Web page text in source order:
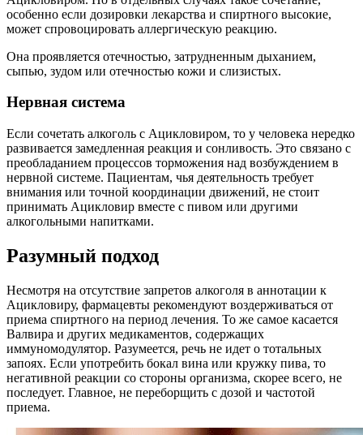
особенно если дозировки лекарства и спиртного высокие,
может спровоцировать аллергическую реакцию.
Она проявляется отечностью, затрудненным дыханием,
сыпью, зудом или отечностью кожи и слизистых.
Нервная система
Если сочетать алкоголь с Ацикловиром, то у человека нередко
развивается замедленная реакция и сонливость. Это связано с
преобладанием процессов торможения над возбуждением в
нервной системе. Пациентам, чья деятельность требует
внимания или точной координации движений, не стоит
принимать Ацикловир вместе с пивом или другими
алкогольными напитками.
Разумный подход
Несмотря на отсутствие запретов алкоголя в аннотации к
Ацикловиру, фармацевты рекомендуют воздерживаться от
приема спиртного на период лечения. То же самое касается
Валвира и других медикаментов, содержащих
иммуномодулятор. Разумеется, речь не идет о тотальных
запоях. Если употребить бокал вина или кружку пива, то
негативной реакции со стороны организма, скорее всего, не
последует. Главное, не переборщить с дозой и частотой
приема.